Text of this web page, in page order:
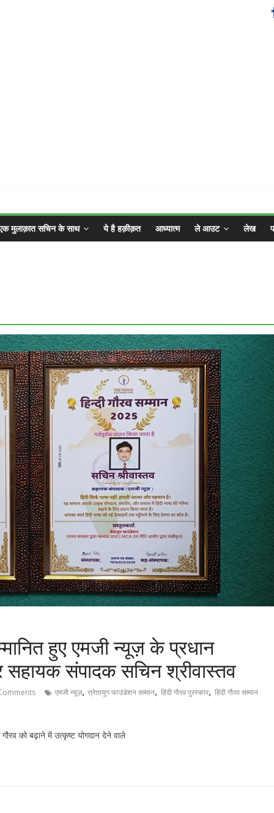
मुलाक़ात सचिन के साथ ये है हक़ीक़त आध्यात्म ले आउट लेख
हुए एमजी न्यूज़ के प्रधान
संपादक सचिन श्रीवास्तव
एमजी न्यूज़, त्रेतायुग फाउंडेशन सम्मान, हिंदी गौरव पुरस्कार, हिंदी गौरव सम्मान
को बढ़ाने में उत्कृष्ट योगदान देने वाले